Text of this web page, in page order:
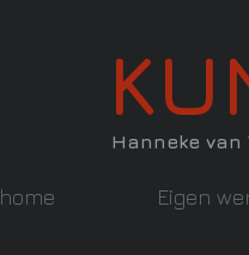
Hanneke van
home Eigen